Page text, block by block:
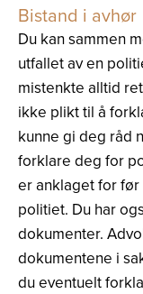
Bistand i avhør
Du kan sammen
utfallet av en
mistenkte alltid
ikke plikt til å
kunne gi deg råd
forklare deg for
er anklaget for
politiet. Du har
dokumenter.
dokumentene i
du eventuelt